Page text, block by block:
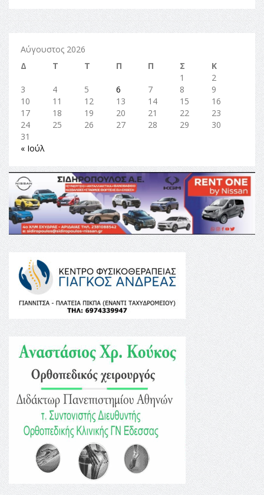
Αύγουστος 2026
Δ
Τ Τ Π Π Σ
Κ
1
2
3
4 5 6 7 8
9
10
11 12 13 14 15
16
17
18 19 20 21 22
23
24
25 26 27 28 29
30
31
« Ιούλ